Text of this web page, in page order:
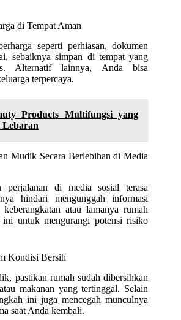
di Tempat Aman
seperti perhiasan, dokumen
sebaiknya simpan di tempat yang
Alternatif lainnya, Anda bisa
terpercaya.
Products Multifungsi yang
Lebaran
Mudik Secara Berlebihan di Media
perjalanan di media sosial terasa
hindari mengunggah informasi
atau lamanya rumah
untuk mengurangi potensi risiko
Kondisi Bersih
pastikan rumah sudah dibersihkan
makanan yang tertinggal. Selain
ini juga mencegah munculnya
saat Anda kembali.